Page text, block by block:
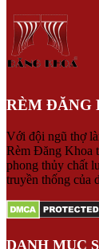
RÈM ĐĂNG
Với đội ngũ thợ
Rèm Đăng Khoa
phong thủy chất
truyền thống của
DANH MỤC